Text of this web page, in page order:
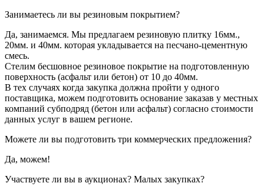
Занимаетесь ли вы резиновым покрытием?
Да, занимаемся. Мы предлагаем резиновую плитку 16мм.,
20мм. и 40мм. которая укладывается на песчано-цементную
смесь.
Стелим бесшовное резиновое покрытие на подготовленную
поверхность (асфальт или бетон) от 10 до 40мм.
В тех случаях когда закупка должна пройти у одного
поставщика, можем подготовить основание заказав у местных
компаний субподряд (бетон или асфальт) согласно стоимости
данных услуг в вашем регионе.
Можете ли вы подготовить три коммерческих предложения?
Да, можем!
Участвуете ли вы в аукционах? Малых закупках?